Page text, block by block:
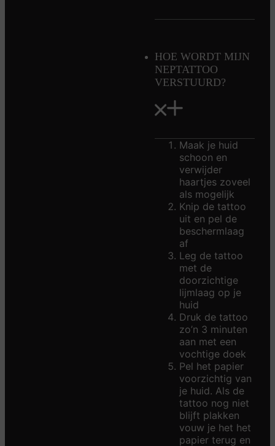
HOE WORDT MIJN
NEPTATTOO
VERSTUURD?
Maak je huid
schoon en
verwijder
haartjes zoveel
als mogelijk
Knip de tattoo
uit en pel de
beschermlaag
af
Leg de tattoo
met de
doorzichtige
lijmlaag op je
huid
Druk de tattoo
zo’n 3 minuten
aan met een
vochtige doek
Pel het papier
voorzichtig van
je huid. Als de
tattoo nog niet
blijft plakken
vouw je het het
papier terug en